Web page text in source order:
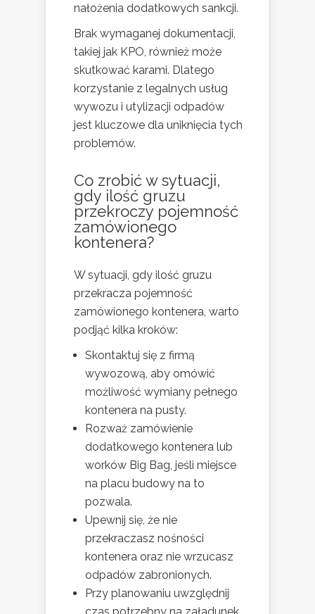
nałożenia dodatkowych sankcji.
Brak wymaganej dokumentacji,
takiej jak KPO, również może
skutkować karami. Dlatego
korzystanie z legalnych usług
wywozu i utylizacji odpadów
jest kluczowe dla uniknięcia tych
problemów.
Co zrobić w sytuacji,
gdy ilość gruzu
przekroczy pojemność
zamówionego
kontenera?
W sytuacji, gdy ilość gruzu
przekracza pojemność
zamówionego kontenera, warto
podjąć kilka kroków:
Skontaktuj się z firmą
wywozową, aby omówić
możliwość wymiany pełnego
kontenera na pusty.
Rozważ zamówienie
dodatkowego kontenera lub
worków Big Bag, jeśli miejsce
na placu budowy na to
pozwala.
Upewnij się, że nie
przekraczasz nośności
kontenera oraz nie wrzucasz
odpadów zabronionych.
Przy planowaniu uwzględnij